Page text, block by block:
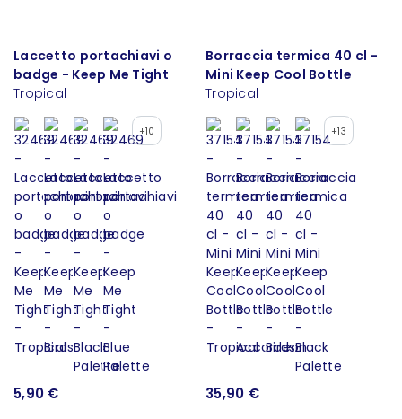
Laccetto portachiavi o
badge - Keep Me Tight
Tropical
+10
5,90 €
Borraccia termica 40 cl -
Mini Keep Cool Bottle
Tropical
+13
35,90 €